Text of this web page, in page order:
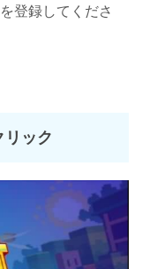
登録してくださ
ック